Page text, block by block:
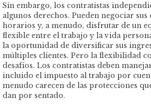
Sin embargo, los contratistas
algunos derechos. Pueden negociar
horarios y, a menudo, disfrutar de un
flexible entre el trabajo y la vida
la oportunidad de diversificar sus
múltiples clientes. Pero la flexibilidad
desafíos. Los contratistas deben
incluido el impuesto al trabajo por
menudo carecen de las protecciones
dan por sentado.